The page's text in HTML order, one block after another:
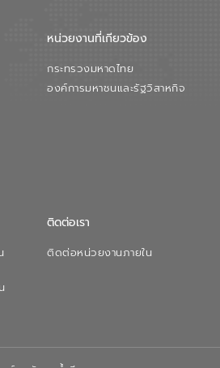
สมดุลทางเศรษฐกิจและสิ่งแวดล้อมได้อย่าง
ภาคเอกชนในครั้งนี้ นับเป็นก้าวสำคัญของ
องค์การจัดการน้ำเสีย (อจน.) ในการร่วมวาง
หน่วยงานที่เกียวข้อง
กระทรวงมหาดไทย
องค์การมหาชนและรัฐวิสาหกิจ
ติดต่อเรา
ติดต่อหน่วยงานภายใน